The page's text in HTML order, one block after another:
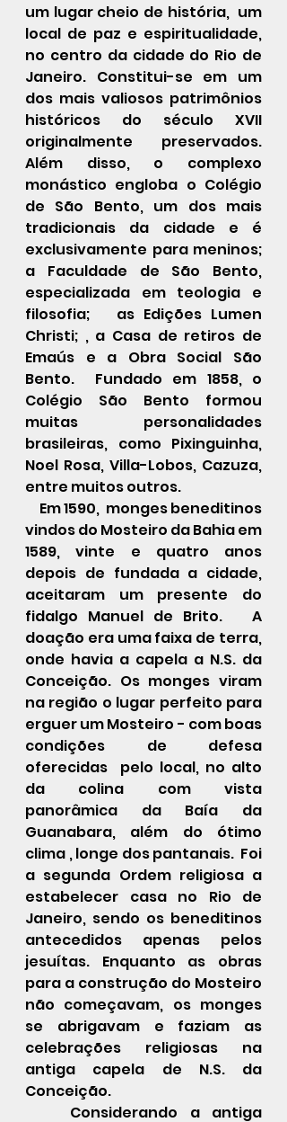
um lugar cheio de história,  um
local de paz e espiritualidade,
no centro da cidade do Rio de
Janeiro. Constitui-se em um
dos mais valiosos patrimônios
históricos do século XVII
originalmente preservados.
Além disso, o complexo
monástico engloba o Colégio
de São Bento, um dos mais
tradicionais da cidade e é
exclusivamente para meninos;
a Faculdade de São Bento,
especializada em teologia e
filosofia;   as Edições Lumen
Christi; , a Casa de retiros de
Emaús e a Obra Social São
Bento.  Fundado em 1858, o
Colégio São Bento formou
muitas personalidades
brasileiras, como Pixinguinha,
Noel Rosa, Villa-Lobos, Cazuza,
entre muitos outros.
vindos do Mosteiro da Bahia em
1589, vinte e quatro anos
depois de fundada a cidade,
aceitaram um presente do
fidalgo Manuel de Brito.   A
doação era uma faixa de terra,
onde havia a capela a N.S. da
Conceição. Os monges viram
na região o lugar perfeito para
erguer um Mosteiro - com boas
condições de defesa
oferecidas  pelo local, no alto
da colina com vista
panorâmica da Baía da
Guanabara, além do ótimo
clima , longe dos pantanais.  Foi
a segunda Ordem religiosa a
estabelecer casa no Rio de
Janeiro, sendo os beneditinos
antecedidos apenas pelos
jesuítas. Enquanto as obras
para a construção do Mosteiro
não começavam, os monges
se abrigavam e faziam as
celebrações religiosas na
antiga capela de N.S. da
Conceição.